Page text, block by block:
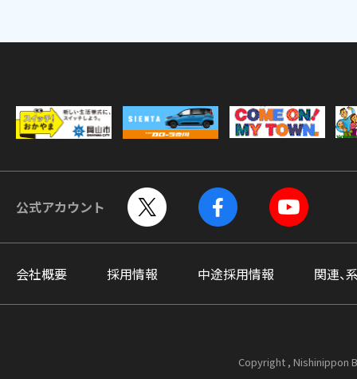
公式アカウント
会社概要 採用情報 中途採用情報 関連、
Copyright , Nishinippon